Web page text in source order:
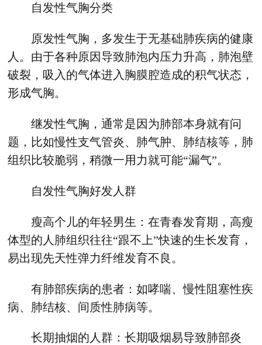
自发性气胸分类
原发性气胸，多发生于无基础肺疾病的健康
人。由于各种原因导致肺泡内压力升高，肺泡壁
破裂，吸入的气体进入胸膜腔造成的积气状态，
形成气胸。
继发性气胸，通常是因为肺部本身就有问
题，比如慢性支气管炎、肺气肿、肺结核等，肺
组织比较脆弱，稍微一用力就可能“漏气”。
自发性气胸好发人群
瘦高个儿的年轻男生：在青春发育期，高瘦
体型的人肺组织往往“跟不上”快速的生长发育，
易出现先天性弹力纤维发育不良。
有肺部疾病的患者：如哮喘、慢性阻塞性疾
病、肺结核、间质性肺病等。
长期抽烟的人群：长期吸烟易导致肺部炎